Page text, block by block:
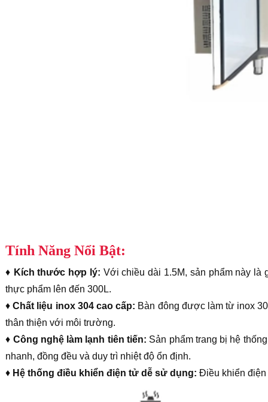
Tính Năng Nổi Bật:
♦ Kích thước hợp lý: Với chiều dài 1.5M, sản phẩm này là
thực phẩm lên đến 300L.
♦Chất liệu inox 304 cao cấp: Bàn đông được làm từ inox
thân thiện với môi trường.
♦ Công nghệ làm lạnh tiên tiến: Sản phẩm trang bị hệ
nhanh, đồng đều và duy trì nhiệt độ ổn định.
♦ Hệ thống điều khiển điện tử dễ sử dụng: Điều khiển điện